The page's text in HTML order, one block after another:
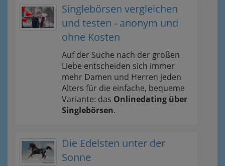
Singlebörsen vergleichen
und testen - anonym und
ohne Kosten
Auf der Suche nach der großen
Liebe entscheiden sich immer
mehr Damen und Herren jeden
Alters für die einfache, bequeme
Variante: das Onlinedating über
Singlebörsen.
Die Edelsten unter der
Sonne